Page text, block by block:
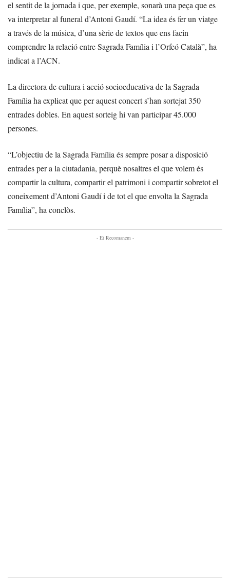
el sentit de la jornada i que, per exemple, sonarà una peça que es
va interpretar al funeral d’Antoni Gaudí. “La idea és fer un viatge
a través de la música, d’una sèrie de textos que ens facin
comprendre la relació entre Sagrada Família i l’Orfeó Català”, ha
indicat a l’ACN.
La directora de cultura i acció socioeducativa de la Sagrada
Família ha explicat que per aquest concert s’han sortejat 350
entrades dobles. En aquest sorteig hi van participar 45.000
persones.
“L’objectiu de la Sagrada Família és sempre posar a disposició
entrades per a la ciutadania, perquè nosaltres el que volem és
compartir la cultura, compartir el patrimoni i compartir sobretot el
coneixement d’Antoni Gaudí i de tot el que envolta la Sagrada
Família”, ha conclòs.
- Et Recomanem -